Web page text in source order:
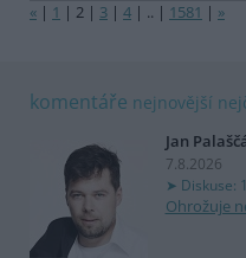
« | 1 | 2 | 3 | 4 | .. | 1581 | »
komentáře nejnovější
Jan
7.8.2026
Diskuse:
Ohrožuje